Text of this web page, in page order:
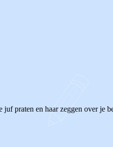
praten en haar zeggen over je